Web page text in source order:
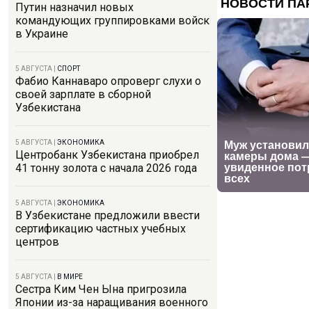
Путин назначил новых
командующих группировками войск
в Украине
5 АВГУСТА СПОРТ
Фабио Каннаваро опроверг слухи о
своей зарплате в сборной
Узбекистана
5 АВГУСТА ЭКОНОМИКА
Центробанк Узбекистана приобрел
41 тонну золота с начала 2026 года
5 АВГУСТА ЭКОНОМИКА
В Узбекистане предложили ввести
сертификацию частных учебных
центров
5 АВГУСТА В МИРЕ
Сестра Ким Чен Ына пригрозила
Японии из-за наращивания военного